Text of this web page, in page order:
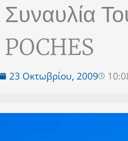
Συναυλία
POCHES
23 Οκτωβρίου, 2009